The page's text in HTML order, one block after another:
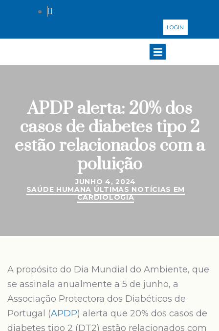
LOGIN
APDP alerta: 20% dos
casos de diabetes tipo 2
estão relacionados com a
poluição
JUNHO 4, 2024
SAÚDE HUMANA ÚLTIMAS NOTÍCIAS EM
CARDIOLOGIA
A propósito do Dia Mundial do Ambiente, que
se assinala anualmente a 5 de junho, a
Associação Protectora dos Diabéticos de
Portugal (APDP) alerta que 20% dos casos de
diabetes tipo 2 (DT2) estão relacionados com